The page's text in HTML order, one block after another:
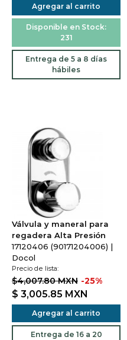
Agregar al carrito
Disponible en Stock:
231
Entrega de 5 a 8 días
hábiles
Válvula y maneral para
regadera Alta Presión
17120406 (90171204006) |
Docol
Precio de lista:
$4,007.80 MXN -25%
$ 3,005.85 MXN
Agregar al carrito
Entrega de 16 a 20